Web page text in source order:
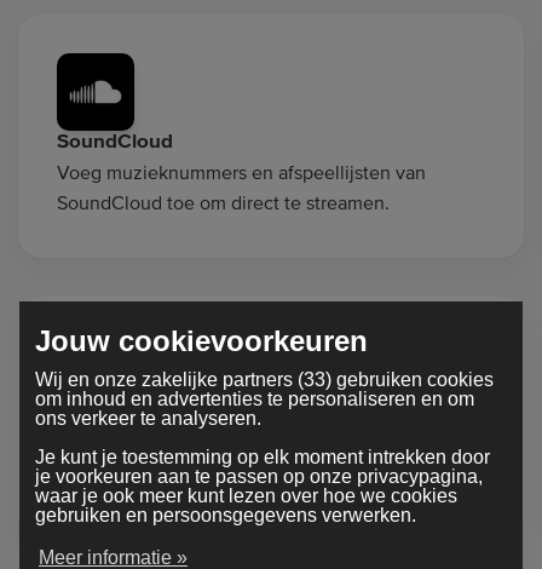
SoundCloud
Voeg muzieknummers en afspeellijsten van
SoundCloud toe om direct te streamen.
Twitch
Stream live gameplay of shows van Twitch
rechtstreeks op je pagina.
Jouw cookievoorkeuren
Wij en onze zakelijke partners (33) gebruiken cookies
om inhoud en advertenties te personaliseren en om
ons verkeer te analyseren.
Je kunt je toestemming op elk moment intrekken door
je voorkeuren aan te passen op onze privacypagina,
waar je ook meer kunt lezen over hoe we cookies
gebruiken en persoonsgegevens verwerken.
Meer informatie »